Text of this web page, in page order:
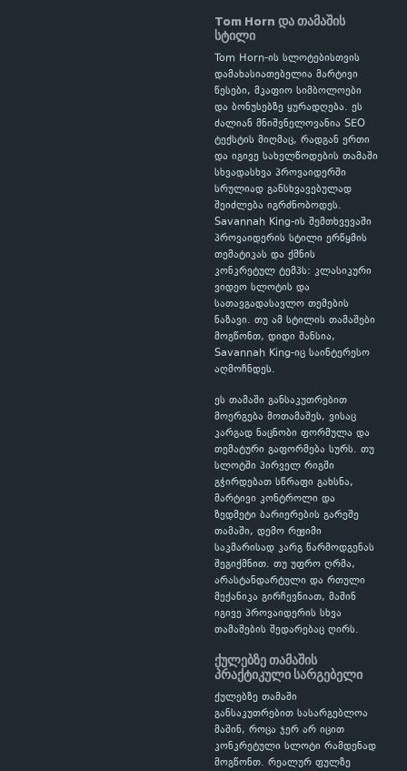
Tom Horn და თამაშის
სტილი
Tom Horn-ის სლოტებისთვის
დამახასიათებელია მარტივი
წესები, მკაფიო სიმბოლოები
და ბონუსებზე ყურადღება. ეს
ძალიან მნიშვნელოვანია SEO
ტექსტის მიღმაც, რადგან ერთი
და იგივე სახელწოდების თამაში
სხვადასხვა პროვაიდერში
სრულიად განსხვავებულად
შეიძლება იგრძნობოდეს.
Savannah King-ის შემთხვევაში
პროვაიდერის სტილი ერწყმის
თემატიკას და ქმნის
კონკრეტულ ტემპს: კლასიკური
ვიდეო სლოტის და
სათავგადასავლო თემების
ნაზავი. თუ ამ სტილის თამაშები
მოგწონთ, დიდი შანსია,
Savannah King-იც საინტერესო
აღმოჩნდეს.
ეს თამაში განსაკუთრებით
მოერგება მოთამაშეს, ვისაც
კარგად ნაცნობი ფორმულა და
თემატური გაფორმება სურს. თუ
სლოტში პირველ რიგში
გჭირდებათ სწრაფი გახსნა,
მარტივი კონტროლი და
ზედმეტი ბარიერების გარეშე
თამაში, დემო რეჟიმი
საკმარისად კარგ წარმოდგენას
შეგიქმნით. თუ უფრო ღრმა,
არასტანდარტული და რთული
მექანიკა გირჩევნიათ, მაშინ
იგივე პროვაიდერის სხვა
თამაშების შედარებაც ღირს.
ქულებზე თამაშის
პრაქტიკული სარგებელი
ქულებზე თამაში
განსაკუთრებით სასარგებლოა
მაშინ, როცა ჯერ არ იცით
კონკრეტული სლოტი რამდენად
მოგწონთ. რეალურ ფულზე